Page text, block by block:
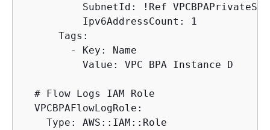
SubnetId: !Ref
          Ipv6AddressCount: 1
      Tags:
        - Key: Name
          Value: VPC BPA Instance D
  # Flow Logs IAM Role
  VPCBPAFlowLogRole:
    Type: AWS::IAM::Role